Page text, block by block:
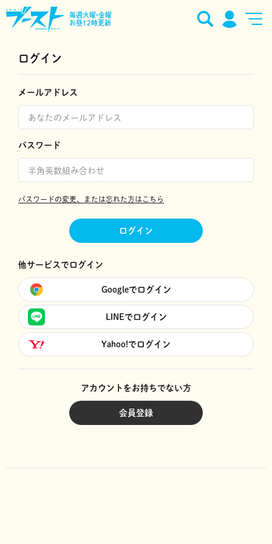
毎週火曜•金曜
お昼12時更新
ログイン
メールアドレス
パスワード
パスワードの変更、または忘れた方はこちら
ログイン
他サービスでログイン
Googleでログイン
LINEでログイン
Yahoo!でログイン
アカウントをお持ちでない方
会員登録